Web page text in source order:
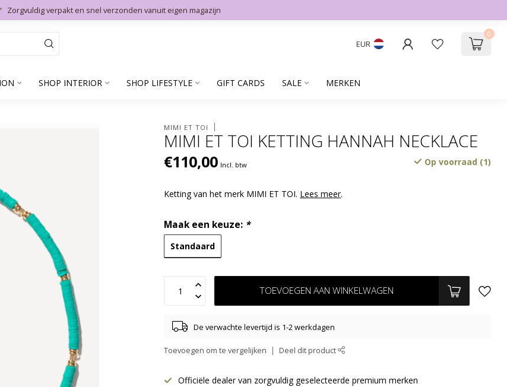
Zorgvuldig verpakt en snel verzonden vanuit eigen magazijn
EUR
0
SHOP INTERIOR SHOP LIFESTYLE GIFT CARDS SALE MERKEN
MIMI ET TOI
MIMI ET TOI KETTING HANNAH NECKLACE
€110,00 Incl. btw Op voorraad (1)
Ketting van het merk MIMI ET TOI. Lees meer.
Maak een keuze: *
Standaard
TOEVOEGEN AAN WINKELWAGEN
De verwachte levertijd is 1-2 werkdagen
Toevoegen om te vergelijken Deel dit product
Officiële dealer van zorgvuldig geselecteerde premium merken